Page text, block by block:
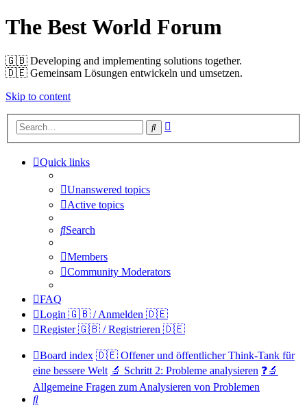
The Best World Forum
🇬🇧️ Developing and implementing solutions together.
🇩🇪️ Gemeinsam Lösungen entwickeln und umsetzen.
Skip to content
Search
Quick links
Unanswered topics
Active topics
Search
Members
Community Moderators
FAQ
Login 🇬🇧 / Anmelden 🇩🇪
Register 🇬🇧 / Registrieren 🇩🇪
Board index 🇩🇪 Offener und öffentlicher Think-Tank für
eine bessere Welt 🔬 Schritt 2: Probleme analysieren ❓🔬
Allgemeine Fragen zum Analysieren von Problemen
Search